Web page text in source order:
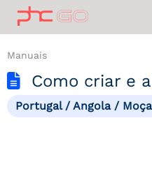
Manuais
Como criar e
Portugal / Angola /